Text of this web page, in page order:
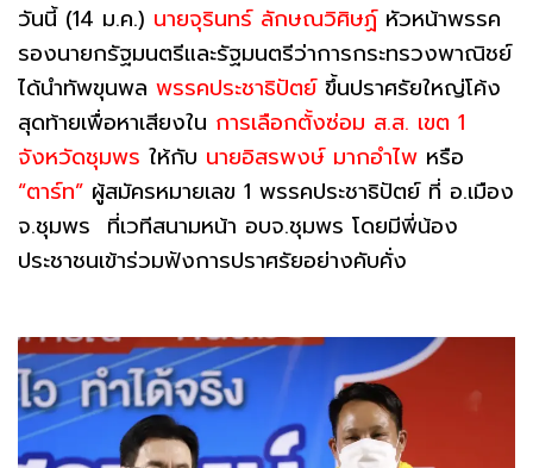
วันนี้ (14 ม.ค.) นายจุรินทร์ ลักษณวิศิษฏ์หัวหน้าพรรค
รองนายกรัฐมนตรีและรัฐมนตรีว่าการกระทรวงพาณิชย์
ได้นำทัพขุนพล พรรคประชาธิปัตย์ขึ้นปราศรัยใหญ่โค้ง
สุดท้ายเพื่อหาเสียงใน การเลือกตั้งซ่อม ส.ส. เขต 1
จังหวัดชุมพร ให้กับ นายอิสรพงษ์ มากอำไพ หรือ
“ตาร์ท” ผู้สมัครหมายเลข 1 พรรคประชาธิปัตย์ ที่ อ.เมือง
จ.ชุมพร ที่เวทีสนามหน้า อบจ.ชุมพร โดยมีพี่น้อง
ประชาชนเข้าร่วมฟังการปราศรัยอย่างคับคั่ง